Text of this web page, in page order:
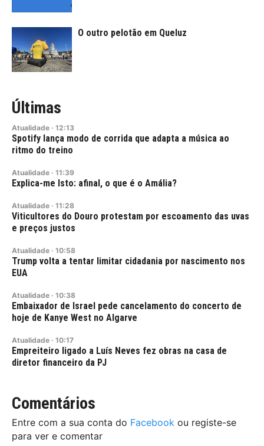
O outro pelotão em Queluz
Últimas
Atualidade · 12:13
Spotify lança modo de corrida que adapta a música ao
ritmo do treino
Atualidade · 11:39
Explica-me Isto: afinal, o que é o Amália?
Atualidade · 11:28
Viticultores do Douro protestam por escoamento das uvas
e preços justos
Atualidade · 10:58
Trump volta a tentar limitar cidadania por nascimento nos
EUA
Atualidade · 10:38
Embaixador de Israel pede cancelamento do concerto de
hoje de Kanye West no Algarve
Atualidade · 10:17
Empreiteiro ligado a Luís Neves fez obras na casa de
diretor financeiro da PJ
Comentários
Entre com a sua conta do Facebook ou registe-se
para ver e comentar